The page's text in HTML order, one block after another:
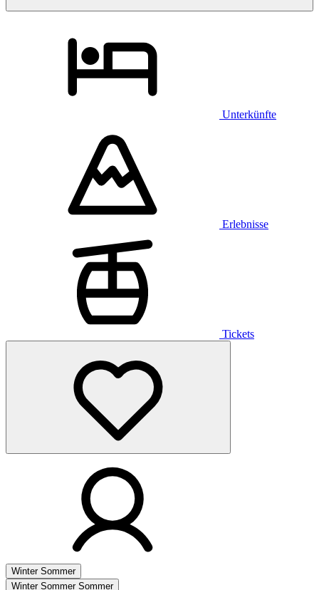
Unterkünfte
Erlebnisse
Tickets
Winter Sommer
Winter Sommer Sommer